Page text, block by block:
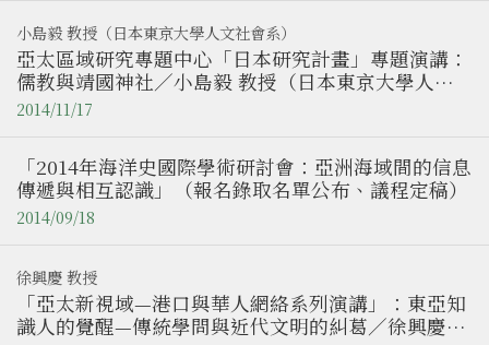
小島毅 教授（日本東京大學人文社會系）
亞太區域研究專題中心「日本研究計畫」專題演講：
儒教與靖國神社／小島毅 教授（日本東京大學人文
社會系）
2014/11/17
「2014年海洋史國際學術研討會：亞洲海域間的信息
傳遞與相互認識」（報名錄取名單公布、議程定稿）
2014/09/18
徐興慶 教授
「亞太新視域—港口與華人網絡系列演講」：東亞知
識人的覺醒—傳統學問與近代文明的糾葛／徐興慶教